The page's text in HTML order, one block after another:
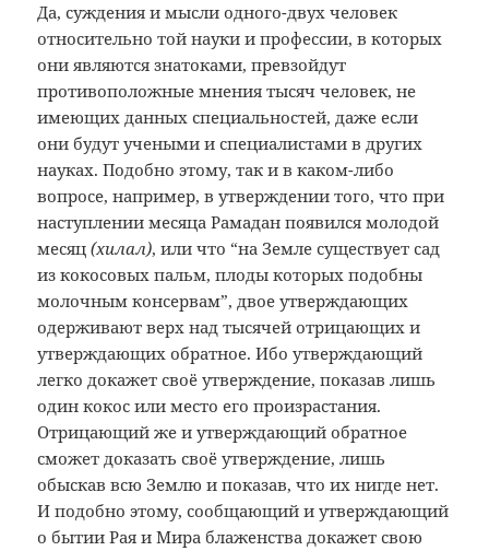
Да, суждения и мысли одного-двух человек
относительно той науки и профессии, в которых
они являются знатоками, превзойдут
противоположные мнения тысяч человек, не
имеющих данных специальностей, даже если
они будут учеными и специалистами в других
науках. Подобно этому, так и в каком-либо
вопросе, например, в утверждении того, что при
наступлении месяца Рамадан появился молодой
месяц(хилал), или что “на Земле существует сад
из кокосовых пальм, плоды которых подобны
молочным консервам”, двое утверждающих
одерживают верх над тысячей отрицающих и
утверждающих обратное. Ибо утверждающий
легко докажет своё утверждение, показав лишь
один кокос или место его произрастания.
Отрицающий же и утверждающий обратное
сможет доказать своё утверждение, лишь
обыскав всю Землю и показав, что их нигде нет.
И подобно этому, сообщающий и утверждающий
о бытии Рая и Мира блаженства докажет свою